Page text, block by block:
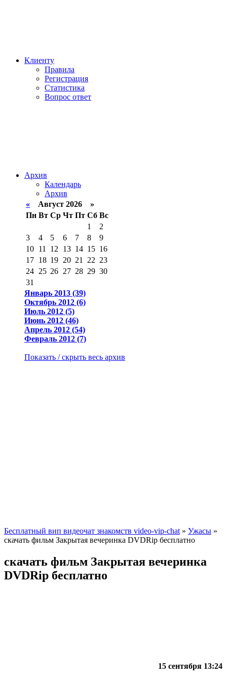
Клиенту
Правила
Регистрация
Статистика
Вопрос ответ
Архив
Календарь
Архив
« Август 2026 »
Пн Вт Ср Чт Пт Сб Вс
1
2
3
4 5 6 7 8
9
10 11 12 13 14 15 16
17 18 19 20 21 22 23
24 25 26 27 28 29 30
31
Январь 2013 (39)
Октябрь 2012 (6)
Июль 2012 (5)
Июнь 2012 (46)
Апрель 2012 (54)
Февраль 2012 (7)
Показать / скрыть весь архив
Бесплатный вип видеочат знакомств video-vip-chat » Ужасы »
скачать фильм Закрытая вечеринка DVDRip бесплатно
скачать фильм Закрытая вечеринка
DVDRip бесплатно
15 сентября 13:24